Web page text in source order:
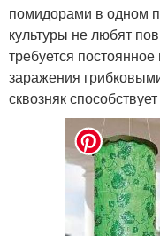
помидорами в одном
культуры не любят
требуется
заражения
сквозняк